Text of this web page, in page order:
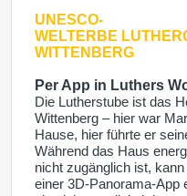
UNESCO-
WELTERBE
WITTENBERG
Per App in Luthers
Die Lutherstube ist das
Wittenberg – hier war
Hause, hier führte er
Während das Haus
nicht zugänglich ist,
einer 3D-Panorama-App